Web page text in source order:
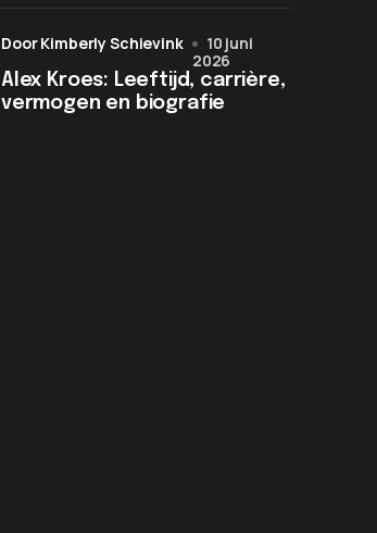
Alex Kroes: Leeftijd, carrière,
vermogen en biografie
door Kimberly Schievink
10 juni
2026